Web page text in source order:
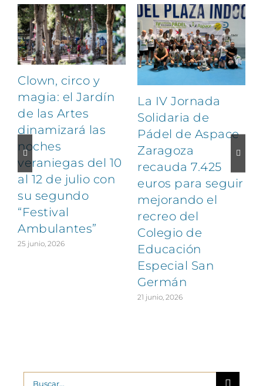
Clown, circo y
magia: el Jardín
de las Artes
dinamizará las
noches
veraniegas del 10
al 12 de julio con
su segundo
“Festival
Ambulantes”
25 junio, 2026
La IV Jornada
Solidaria de
Pádel de Aspace
Zaragoza
recauda 7.425
euros para seguir
mejorando el
recreo del
Colegio de
Educación
Especial San
Germán
21 junio, 2026
Buscar: